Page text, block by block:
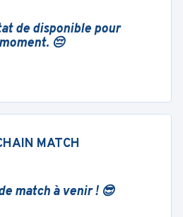
de disponible pour
😔
MATCH
match à venir ! 😎